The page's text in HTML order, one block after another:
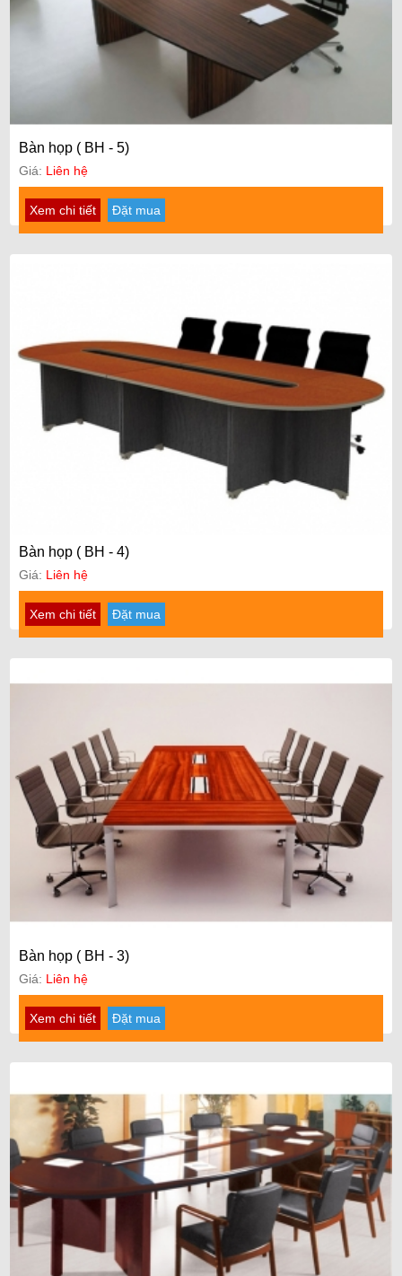
Bàn họp ( BH - 5)
Giá: Liên hệ
Xem chi tiết Đặt mua
Bàn họp ( BH - 4)
Giá: Liên hệ
Xem chi tiết Đặt mua
Bàn họp ( BH - 3)
Giá: Liên hệ
Xem chi tiết Đặt mua